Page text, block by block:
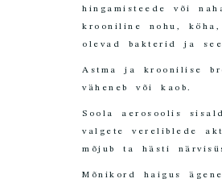
hingamisteede või
krooniline nohu,
olevad bakterid ja
Astma ja kroonilise
väheneb või kaob.
Soola aerosoolis
valgete vereliblede
mõjub ta hästi
Mõnikord haigus